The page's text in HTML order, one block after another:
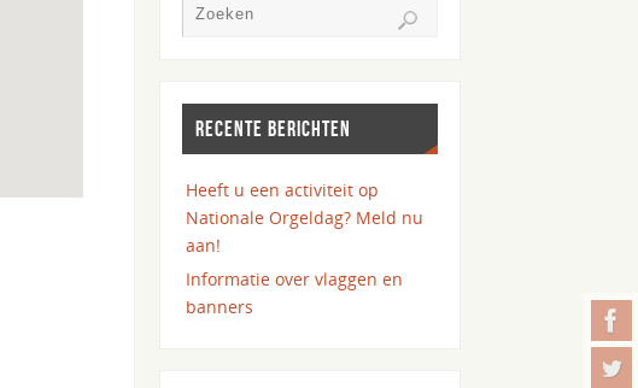
RECENTE BERICHTEN
Heeft u een activiteit op
Nationale Orgeldag? Meld nu
aan!
Informatie over vlaggen en
banners